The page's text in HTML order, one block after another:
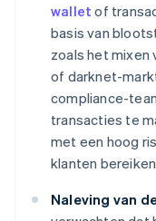
wallet of
basis van
zoals het mixen
of darknet-
compliance-
transacties te
met een hoog
klanten
Naleving van